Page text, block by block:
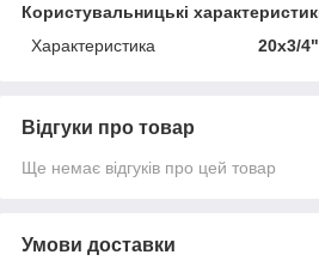
Користувальницькі
Характеристика
20х3/4"
Відгуки про товар
Ще немає відгуків про цей товар
Умови доставки